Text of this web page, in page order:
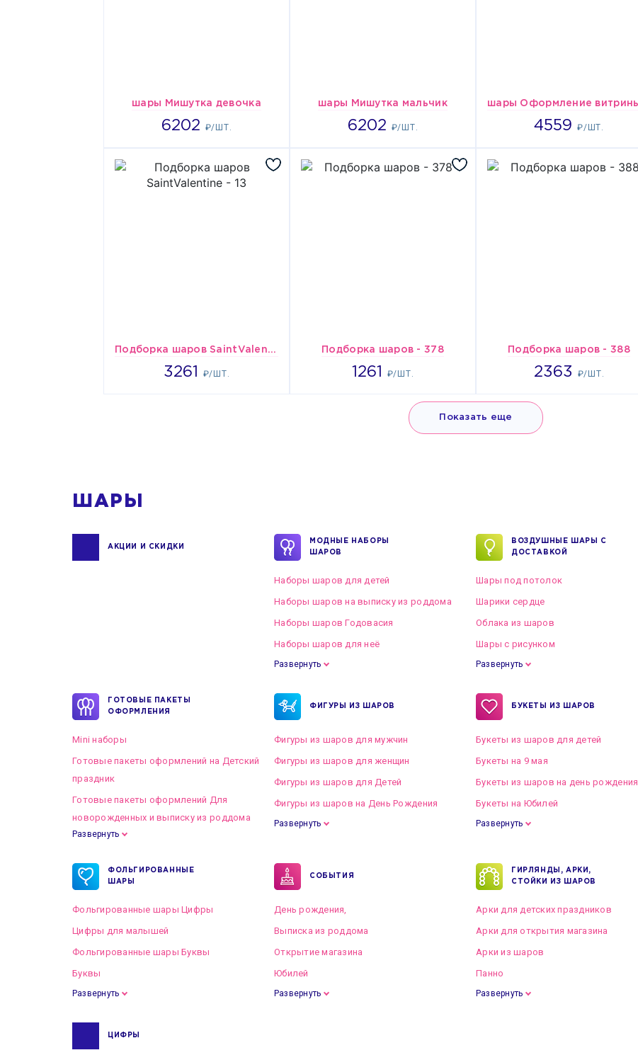
шары Мишутка девочка
6202 ₽/ШТ.
6202 шары Мишутка мальчик
6202 ₽/ШТ.
6202
4559₽/ШТ.
4559
Подборка шаров SaintValentine - 13
3261 ₽/ШТ.
3261 Подборка шаров - 378
1261 ₽/ШТ.
1261 Подборка шаров - 388
2363 ₽/ШТ.
2363
Показать еще
ШАРЫ
АКЦИИ И СКИДКИ
МОДНЫЕ НАБОРЫ
ШАРОВ
Наборы шаров для детей
Наборы шаров на выписку из роддома
Наборы шаров Годовасия
Наборы шаров для неё
Развернуть
ВОЗДУШНЫЕ ШАРЫ С
ДОСТАВКОЙ
Шары под потолок
Шарики сердце
Облака из шаров
Шары с рисунком
Развернуть
ГОТОВЫЕ ПАКЕТЫ
ОФОРМЛЕНИЯ
Mini наборы
Готовые пакеты оформлений на Детский
праздник
Готовые пакеты оформлений Для
новорожденных и выписку из роддома
Готовые пакеты оформлений на Свадьбу
Развернуть
ФИГУРЫ ИЗ ШАРОВ
Фигуры из шаров для мужчин
Фигуры из шаров для женщин
Фигуры из шаров для Детей
Фигуры из шаров на День Рождения
Развернуть
БУКЕТЫ ИЗ ШАРОВ
Букеты из шаров для детей
Букеты на 9 мая
Букеты из шаров на день рождения
Букеты на Юбилей
Развернуть
ФОЛЬГИРОВАННЫЕ
ШАРЫ
Фольгированные шары Цифры
Цифры для малышей
Фольгированные шары Буквы
Буквы
Развернуть
СОБЫТИЯ
День рождения,
Выписка из роддома
Открытие магазина
Юбилей
Развернуть
ГИРЛЯНДЫ, АРКИ,
СТОЙКИ ИЗ ШАРОВ
Арки для детских праздников
Арки для открытия магазина
Арки из шаров
Панно
Развернуть
ЦИФРЫ